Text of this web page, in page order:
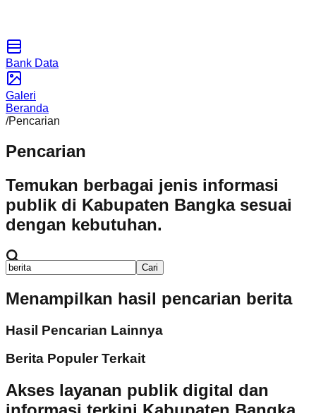
Bank Data
Galeri
Beranda
/Pencarian
Pencarian
Temukan berbagai jenis informasi
publik di Kabupaten Bangka sesuai
dengan kebutuhan.
Cari
Menampilkan hasil pencarian berita
Hasil Pencarian Lainnya
Berita Populer Terkait
Akses layanan publik digital dan